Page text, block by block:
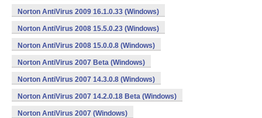
Norton AntiVirus 2009 16.1.0.33 (Windows)
Norton AntiVirus 2008 15.5.0.23 (Windows)
Norton AntiVirus 2008 15.0.0.8 (Windows)
Norton AntiVirus 2007 Beta (Windows)
Norton AntiVirus 2007 14.3.0.8 (Windows)
Norton AntiVirus 2007 14.2.0.18 Beta (Windows)
Norton AntiVirus 2007 (Windows)